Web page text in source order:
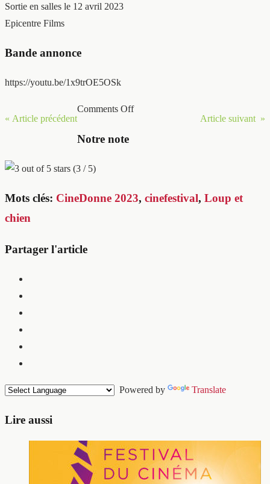
Sortie en salles le 12 avril 2023
Epicentre Films
Bande annonce
https://youtu.be/1x9trOE5OSk
« Article précédent Article suivant »
Comments Off
Notre note
(3 / 5)
Mots clés: CineDonne 2023, cinefestival, Loup et
chien
Partager l'article
Powered by Translate
Lire aussi